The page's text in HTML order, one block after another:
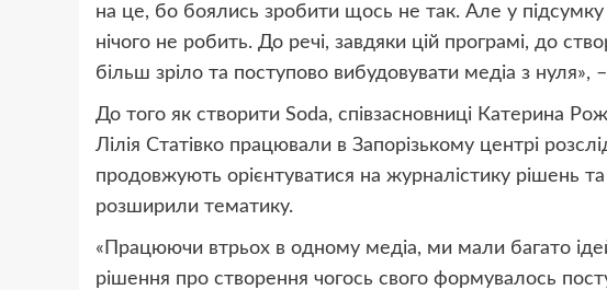
на це, бо боялись зробити щось не так. Але у
нічого не робить. До речі, завдяки цій програмі, до
більш зріло та поступово вибудовувати медіа з нуля»,
До того як створити Soda, співзасновниці Катерина
Лілія Статівко працювали в Запорізькому центрі
продовжують орієнтуватися на журналістику рішень
розширили тематику.
«Працюючи втрьох в одному медіа, ми мали багато
рішення про створення чогось свого формувалось